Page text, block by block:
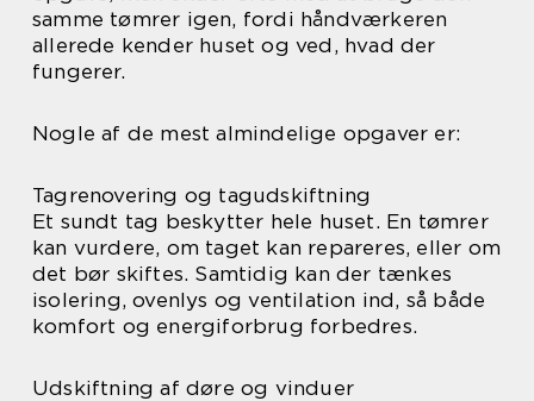
samme tømrer igen, fordi håndværkeren
allerede kender huset og ved, hvad der
fungerer.
Nogle af de mest almindelige opgaver er:
Tagrenovering og tagudskiftning
Et sundt tag beskytter hele huset. En tømrer
kan vurdere, om taget kan repareres, eller om
det bør skiftes. Samtidig kan der tænkes
isolering, ovenlys og ventilation ind, så både
komfort og energiforbrug forbedres.
Udskiftning af døre og vinduer